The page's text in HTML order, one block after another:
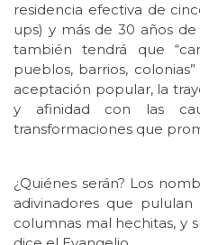
residencia efectiva de
ups) y más de 30 años
también tendrá que
pueblos, barrios,
aceptación popular, la
y afinidad con las
transformaciones que
¿Quiénes serán? Los
adivinadores que
columnas mal hechitas, y